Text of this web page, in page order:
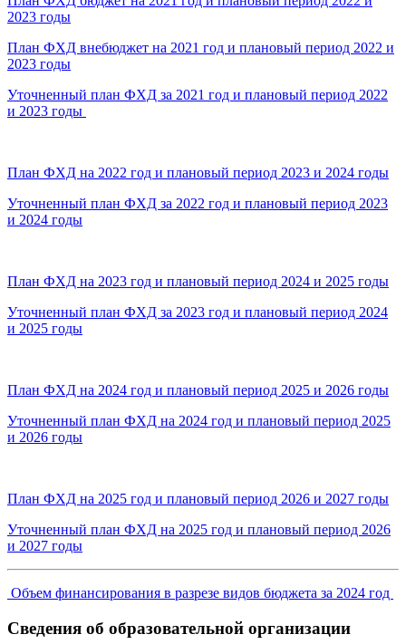
2023 годы
План ФХД внебюджет на 2021 год и плановый период 2022 и
2023 годы
Уточненный план ФХД за 2021 год и плановый период 2022
и 2023 годы
План ФХД на 2022 год и плановый период 2023 и 2024 годы
Уточненный план ФХД за 2022 год и плановый период 2023
и 2024 годы
План ФХД на 2023 год и плановый период 2024 и 2025 годы
Уточненный план ФХД за 2023 год и плановый период 2024
и 2025 годы
План ФХД на 2024 год и плановый период 2025 и 2026 годы
Уточненный план ФХД на 2024 год и плановый период 2025
и 2026 годы
План ФХД на 2025 год и плановый период 2026 и 2027 годы
Уточненный план ФХД на 2025 год и плановый период 2026
и 2027 годы
Объем финансирования в разрезе видов бюджета за 2024 год
Сведения об образовательной организации